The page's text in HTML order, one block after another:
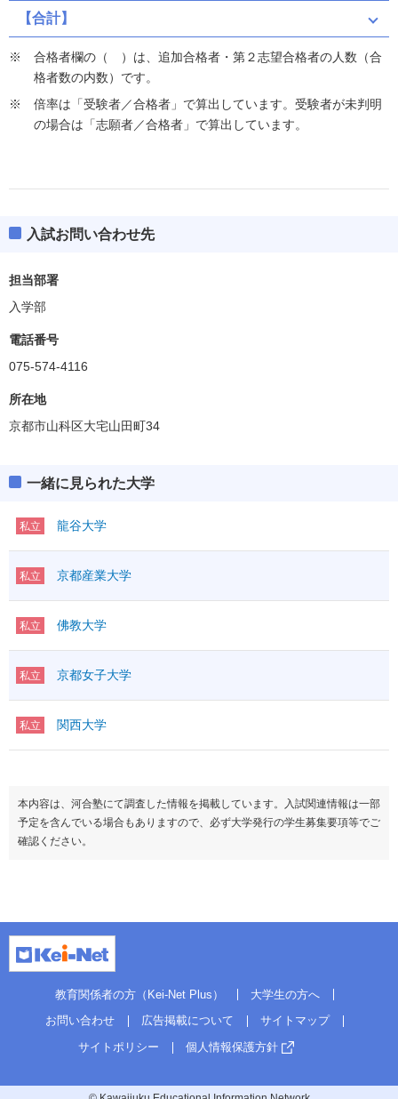
【合計】
合格者欄の（ ）は、追加合格者・第２志望合格者の人数（合
格者数の内数）です。
倍率は「受験者／合格者」で算出しています。受験者が未判明
の場合は「志願者／合格者」で算出しています。
入試お問い合わせ先
担当部署
入学部
電話番号
075-574-4116
所在地
京都市山科区大宅山田町34
一緒に見られた大学
私立 龍谷大学
私立 京都産業大学
私立 佛教大学
私立 京都女子大学
私立 関西大学
本内容は、河合塾にて調査した情報を掲載しています。入試関連情報は一部
予定を含んでいる場合もありますので、必ず大学発行の学生募集要項等でご
確認ください。
教育関係者の方（Kei-Net Plus）
大学生の方へ
お問い合わせ
広告掲載について
サイトマップ
サイトポリシー
個人情報保護方針